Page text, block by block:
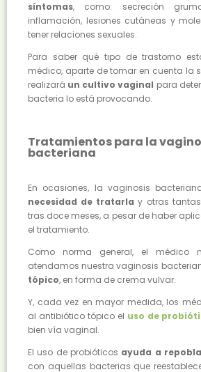
síntomas, como: secreción
inflamación, lesiones cutáneas y
tener relaciones sexuales.
Para saber qué tipo de trastorno
médico, aparte de tomar en cuenta la
realizará un cultivo vaginal para
bacteria lo está provocando.
Tratamientos para la
bacteriana
En ocasiones, la vaginosis
necesidad de tratarla y otras
tras doce meses, a pesar de haber
el tratamiento.
Como norma general, el médico
atendamos nuestra vaginosis
tópico, en forma de crema vulvar.
Y, cada vez en mayor medida, los
al antibiótico tópico el uso de
bien vía vaginal.
El uso de probióticos ayuda a
con aquellas bacterias que